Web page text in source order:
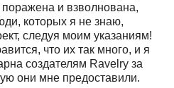
и взволнована,
которых я не знаю,
следуя моим указаниям!
что их так много, и я
создателям Ravelry за
они мне предоставили.